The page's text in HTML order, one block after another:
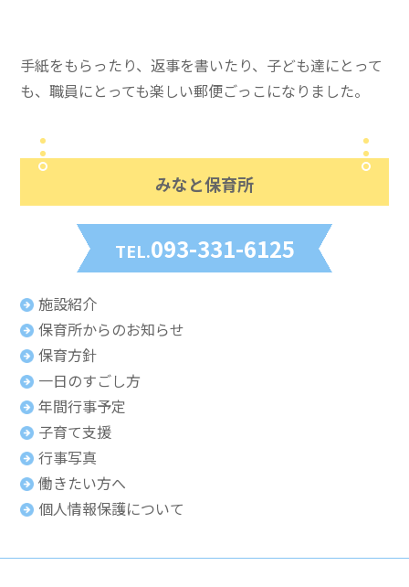
手紙をもらったり、返事を書いたり、子ども達にとって
も、職員にとっても楽しい郵便ごっこになりました。
みなと保育所
TEL.093-331-6125
施設紹介
保育所からのお知らせ
保育方針
一日のすごし方
年間行事予定
子育て支援
行事写真
働きたい方へ
個人情報保護について